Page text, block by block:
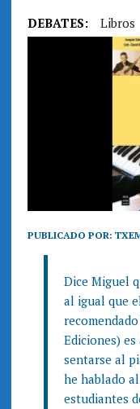
DEBATES: Libros
PUBLICADO POR:
Dice Miguel
al igual que
Ediciones)
sentarse al
he hablado
estudiantes